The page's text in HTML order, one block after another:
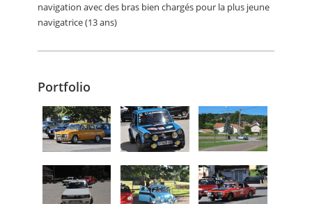
navigation avec des bras bien chargés pour la plus jeune
navigatrice (13 ans)
Portfolio